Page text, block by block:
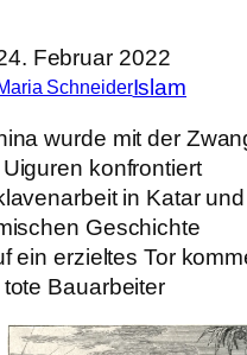
Februar 2022
SchneiderIslam
wurde mit der
konfrontiert
in Katar
Geschichte
ein erzieltes Tor
Bauarbeiter